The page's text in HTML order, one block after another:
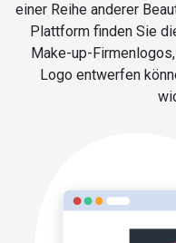
einer Reihe anderer
Plattform finden Sie
Make-up-
Logo entwerfen